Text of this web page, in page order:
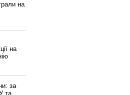
на
на
за
та